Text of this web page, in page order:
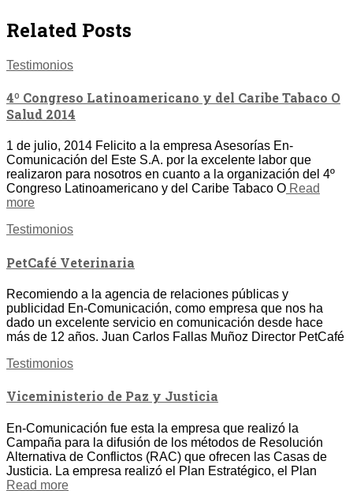
Related Posts
Testimonios
4º Congreso Latinoamericano y del Caribe Tabaco O
Salud 2014
1 de julio, 2014 Felicito a la empresa Asesorías En-
Comunicación del Este S.A. por la excelente labor que
realizaron para nosotros en cuanto a la organización del 4º
Congreso Latinoamericano y del Caribe Tabaco O Read
more
Testimonios
PetCafé Veterinaria
Recomiendo a la agencia de relaciones públicas y
publicidad En-Comunicación, como empresa que nos ha
dado un excelente servicio en comunicación desde hace
más de 12 años. Juan Carlos Fallas Muñoz Director PetCafé
Testimonios
Viceministerio de Paz y Justicia
En-Comunicación fue esta la empresa que realizó la
Campaña para la difusión de los métodos de Resolución
Alternativa de Conflictos (RAC) que ofrecen las Casas de
Justicia. La empresa realizó el Plan Estratégico, el Plan
Read more